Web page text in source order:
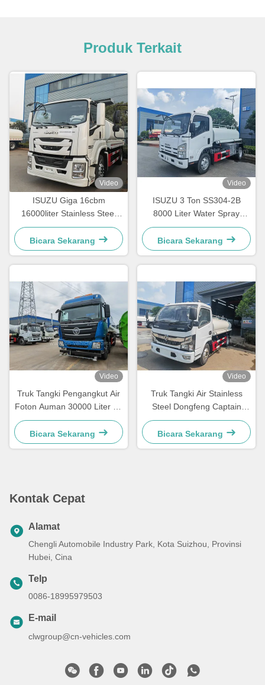
Produk Terkait
Video
ISUZU Giga 16cbm
16000liter Stainless Steel
Minuman Air Transport Tank
Truck
Bicara Sekarang
Video
ISUZU 3 Ton SS304-2B
8000 Liter Water Spray
Truck Tangki truk stainless
steel
Bicara Sekarang
Video
Truk Tangki Pengangkut Air
Foton Auman 30000 Liter 12
Roda SS304
Bicara Sekarang
Video
Truk Tangki Air Stainless
Steel Dongfeng Captain
RHD 5T 8000 Liter Untuk
Food Grade
Bicara Sekarang
Kontak Cepat
Alamat
Chengli Automobile Industry Park, Kota Suizhou, Provinsi
Hubei, Cina
Telp
0086-18995979503
E-mail
clwgroup@cn-vehicles.com